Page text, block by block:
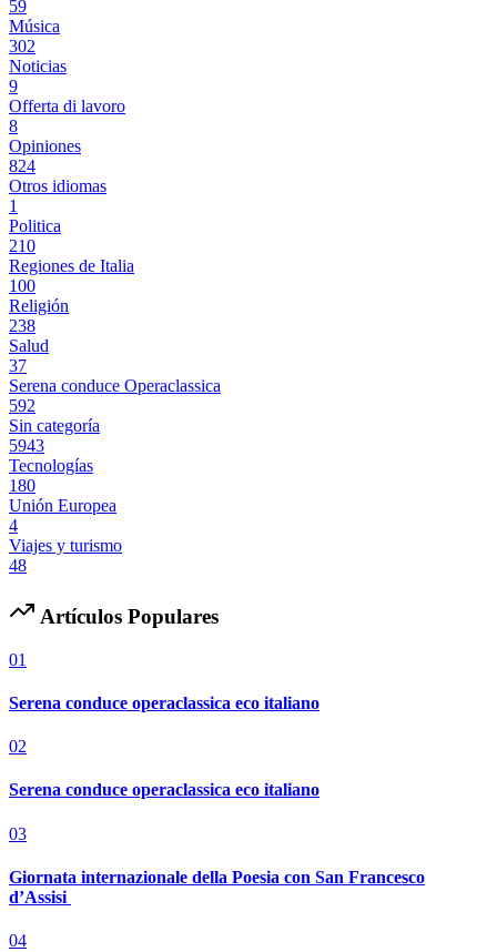
59
Música
302
Noticias
9
Offerta di lavoro
8
Opiniones
824
Otros idiomas
1
Politica
210
Regiones de Italia
100
Religión
238
Salud
37
Serena conduce Operaclassica
592
Sin categoría
5943
Tecnologías
180
Unión Europea
4
Viajes y turismo
48
Artículos Populares
01
Serena conduce operaclassica eco italiano
02
Serena conduce operaclassica eco italiano
03
Giornata internazionale della Poesia con San Francesco
d’Assisi
04